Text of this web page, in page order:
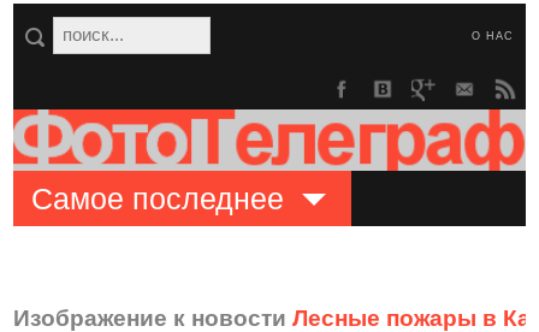
О НАС
Самое последнее
Изображение к новостиЛесные пожары в